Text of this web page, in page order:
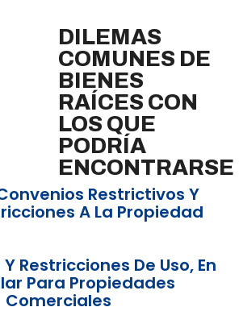
DILEMAS
COMUNES DE
BIENES
RAÍCES CON
LOS QUE
PODRÍA
ENCONTRARSE
Restrictivos Y
A La Propiedad
Restricciones De Uso, En
Para Propiedades
Comerciales